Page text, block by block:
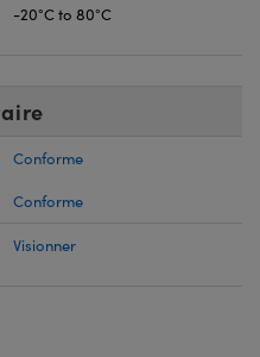
-20°C to 80°C
Conforme
Conforme
Visionner